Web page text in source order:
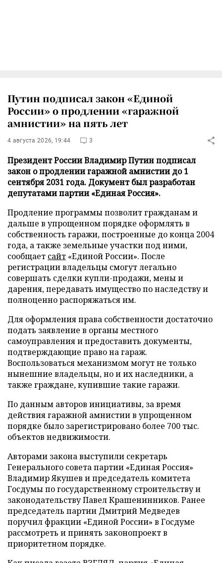
Путин подписал закон «Единой
России» о продлении «гаражной
амнистии» на пять лет
4 августа 2026, 19:44 3
Президент России Владимир Путин подписал
закон о продлении гаражной амнистии до 1
сентября 2031 года. Документ был разработан
депутатами партии «Единая Россия».
Продление программы позволит гражданам и
дальше в упрощенном порядке оформлять в
собственность гаражи, построенные до конца 2004
года, а также земельные участки под ними,
сообщает сайт «Единой России». После
регистрации владельцы смогут легально
совершать сделки купли-продажи, мены и
дарения, передавать имущество по наследству и
полноценно распоряжаться им.
Для оформления права собственности достаточно
подать заявление в органы местного
самоуправления и предоставить документы,
подтверждающие право на гараж.
Воспользоваться механизмом могут не только
нынешние владельцы, но и их наследники, а
также граждане, купившие такие гаражи.
По данным авторов инициативы, за время
действия гаражной амнистии в упрощенном
порядке было зарегистрировано более 700 тыс.
объектов недвижимости.
Авторами закона выступили секретарь
Генерального совета партии «Единая Россия»
Владимир Якушев и председатель комитета
Госдумы по государственному строительству и
законодательству Павел Крашенинников. Ранее
председатель партии Дмитрий Медведев
поручил фракции «Единой России» в Госдуме
рассмотреть и принять законопроект в
приоритетном порядке.